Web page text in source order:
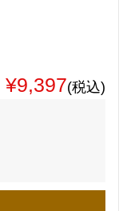
¥9,397(税込)